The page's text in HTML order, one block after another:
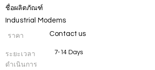
ชื่อผลิตภัณฑ์
Industrial Modems
ราคา Contact us
ระยะเวลา
ดำเนินการ
7-14 Days